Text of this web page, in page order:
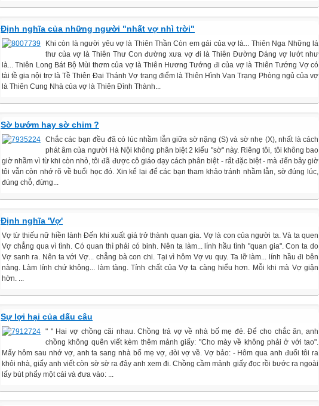
Định nghĩa của những người "nhất vợ nhì trời"
Khi còn là người yêu vợ là Thiên Thần Còn em gái của vợ là... Thiên Nga Những lá
thư của vợ là Thiên Thư Con đường xưa vợ đi là Thiên Đường Dáng vợ lướt như
là... Thiên Long Bát Bộ Mùi thơm của vợ là Thiên Hương Tướng đi của vợ là Thiên Tướng Vợ có
tài tề gia nội trợ là Tề Thiên Đại Thánh Vợ trang điểm là Thiên Hình Vạn Trạng Phòng ngủ của vợ
là Thiên Cung Nhà của vợ là Thiên Đình Thành...
Sờ bướm hay sờ chim ?
Chắc các bạn đều đã có lúc nhầm lẫn giữa sờ nặng (S) và sờ nhẹ (X), nhất là cách
phát âm của người Hà Nội không phân biệt 2 kiểu "sờ" này. Riêng tôi, tôi không bao
giờ nhầm vì từ khi còn nhỏ, tôi đã được cô giáo dạy cách phân biệt - rất đặc biệt - mà đến bây giờ
tôi vẫn còn nhớ rõ về buổi học đó. Xin kể lại để các bạn tham khảo tránh nhầm lẫn, sờ đúng lúc,
đúng chỗ, đừng...
Định nghĩa 'Vợ'
Vợ từ thiếu nữ hiền lành Đến khi xuất giá trở thành quan gia. Vợ là con của người ta. Và ta quen
Vợ chẳng qua vì tình. Có quan thì phải có binh. Nên ta làm... lính hầu tình "quan gia". Con ta do
Vợ sanh ra. Nên ta với Vợ... chẳng bà con chi. Tại vì hôm Vợ vu quy. Ta lỡ làm... lính hầu đi bên
nàng. Làm lính chứ không... làm tàng. Tính chất của Vợ ta càng hiểu hơn. Mỗi khi mà Vợ giận
hờn. ...
Sự lợi hại của dấu câu
" " Hai vợ chồng cãi nhau. Chồng trả vợ về nhà bố mẹ đẻ. Để cho chắc ăn, anh
chồng không quên viết kèm thêm mảnh giấy: "Cho mày về không phải ở với tao".
Mấy hôm sau nhớ vợ, anh ta sang nhà bố mẹ vợ, đòi vợ về. Vợ bảo: - Hôm qua anh đuổi tôi ra
khỏi nhà, giấy anh viết còn sờ sờ ra đây anh xem đi. Chồng cầm mảnh giấy đọc rồi bước ra ngoài
lấy bút phẩy một cái và đưa vào: ...